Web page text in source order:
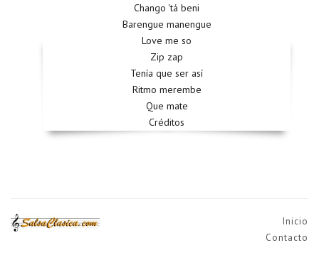
Chango 'tá beni
Barengue manengue
Love me so
Zip zap
Tenía que ser así
Ritmo merembe
Que mate
Créditos
Inicio
Contacto